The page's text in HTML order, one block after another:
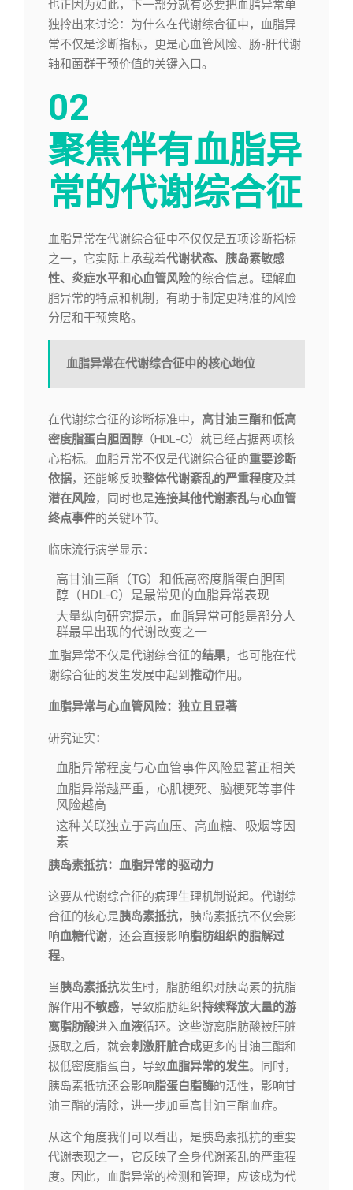
也正因为如此，下一部分就有必要把血脂异常单
独拎出来讨论：为什么在代谢综合征中，血脂异
常不仅是诊断指标，更是心血管风险、肠-肝代谢
轴和菌群干预价值的关键入口。
02
聚焦伴有血脂异
常的代谢综合征
血脂异常在代谢综合征中不仅仅是五项诊断指标
之一，它实际上承载着代谢状态、胰岛素敏感
性、炎症水平和心血管风险的综合信息。理解血
脂异常的特点和机制，有助于制定更精准的风险
分层和干预策略。
血脂异常在代谢综合征中的核心地位
在代谢综合征的诊断标准中， 高甘油三酯和低高
密度脂蛋白胆固醇 （HDL-C）就已经占据两项核
心指标。血脂异常不仅是代谢综合征的重要诊断
依据，还能够反映整体代谢紊乱的严重程度及其
潜在风险，同时也是连接其他代谢紊乱与心血管
终点事件的关键环节。
临床流行病学显示：
高甘油三酯（TG）和低高密度脂蛋白胆固
醇（HDL-C）是最常见的血脂异常表现
大量纵向研究提示，血脂异常可能是部分人
群最早出现的代谢改变之一
血脂异常不仅是代谢综合征的结果，也可能在代
谢综合征的发生发展中起到 推动作用。
血脂异常与心血管风险：独立且显著
研究证实：
血脂异常程度与心血管事件风险显著正相关
血脂异常越严重，心肌梗死、脑梗死等事件
风险越高
这种关联独立于高血压、高血糖、吸烟等因
素
胰岛素抵抗：血脂异常的驱动力
这要从代谢综合征的病理生理机制说起。代谢综
合征的核心是胰岛素抵抗，胰岛素抵抗不仅会影
响血糖代谢，还会直接影响脂肪组织的脂解过
程。
当胰岛素抵抗发生时，脂肪组织对胰岛素的抗脂
解作用不敏感，导致脂肪组织持续释放大量的游
离脂肪酸进入血液循环。这些游离脂肪酸被肝脏
摄取之后，就会刺激肝脏合成更多的甘油三酯和
极低密度脂蛋白，导致血脂异常的发生。同时，
胰岛素抵抗还会影响脂蛋白脂酶的活性，影响甘
油三酯的清除，进一步加重高甘油三酯血症。
从这个角度我们可以看出，是胰岛素抵抗的重要
代谢表现之一，它反映了全身代谢紊乱的严重程
度。因此，血脂异常的检测和管理，应该成为代